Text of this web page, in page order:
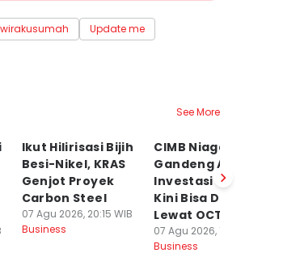
Update me
See More
Ikut Hilirisasi Bijih
Besi-Nikel, KRAS
Genjot Proyek
Carbon Steel
07 Agu 2026, 20:15 WIB
Business
CIMB Niaga
Gandeng Ajaib,
Investasi Saham
Kini Bisa Diakses
Lewat OCTO
07 Agu 2026, 19:53 WIB
Business